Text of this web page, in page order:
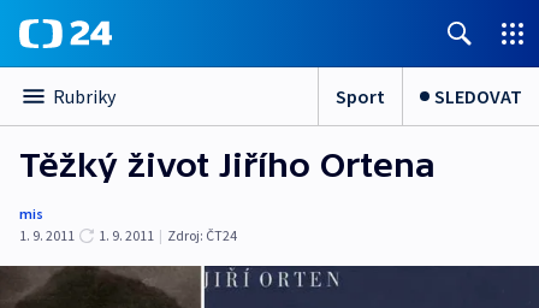
Rubriky Sport SLEDOVAT
Těžký život Jiřího Ortena
mis
1. 9. 2011
1. 9. 2011 | Zdroj: ČT24